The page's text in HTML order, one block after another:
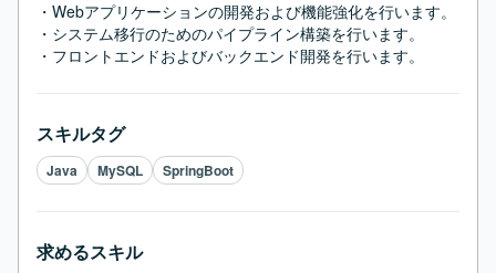
・Webアプリケーションの開発および機能強化を行います。
・システム移行のためのパイプライン構築を行います。
・フロントエンドおよびバックエンド開発を行います。
スキルタグ
Java MySQL SpringBoot
求めるスキル